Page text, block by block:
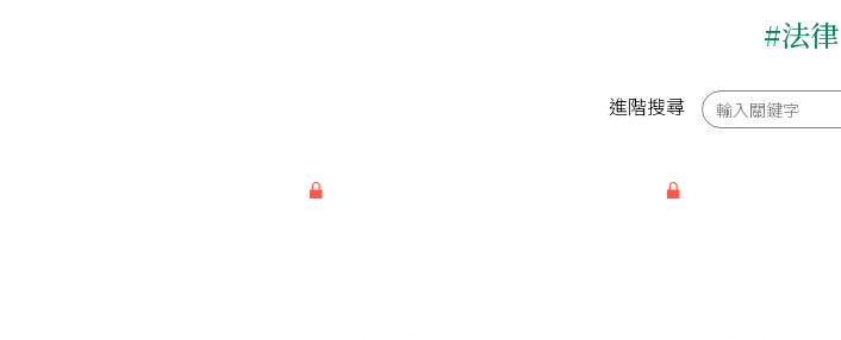
#法律
進階搜尋